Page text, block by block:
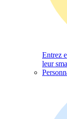
Entrez
leur